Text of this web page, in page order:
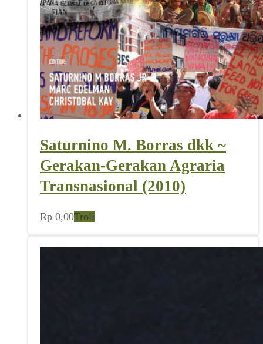
Saturnino M. Borras dkk ~
Gerakan-Gerakan Agraria
Transnasional (2010)
Rp 0,00Troli